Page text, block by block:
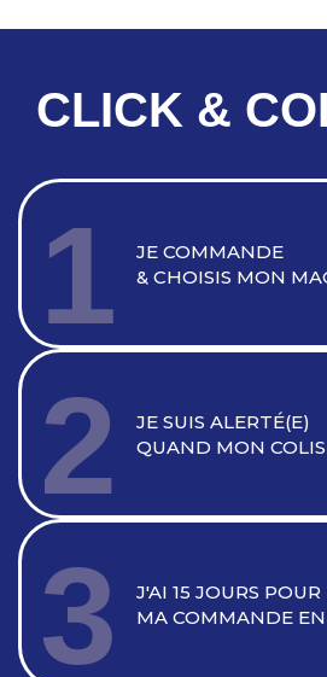
CLICK &
1
JE COMMANDE
& CHOISIS MON
2
JE SUIS ALERTÉ(E)
QUAND MON
3
J'AI 15 JOURS POUR
MA COMMANDE